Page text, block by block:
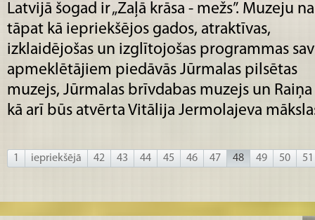
Latvijā šogad ir „Zaļā krāsa - mežs”. Muzeju
tāpat kā iepriekšējos gados, atraktīvas,
izklaidējošas un izglītojošas programmas
apmeklētājiem piedāvās Jūrmalas pilsētas
muzejs, Jūrmalas brīvdabas muzejs un
kā arī būs atvērta Vitālija Jermolajeva
1 iepriekšējā 42 43 44 45 46 47 48 49 50 51